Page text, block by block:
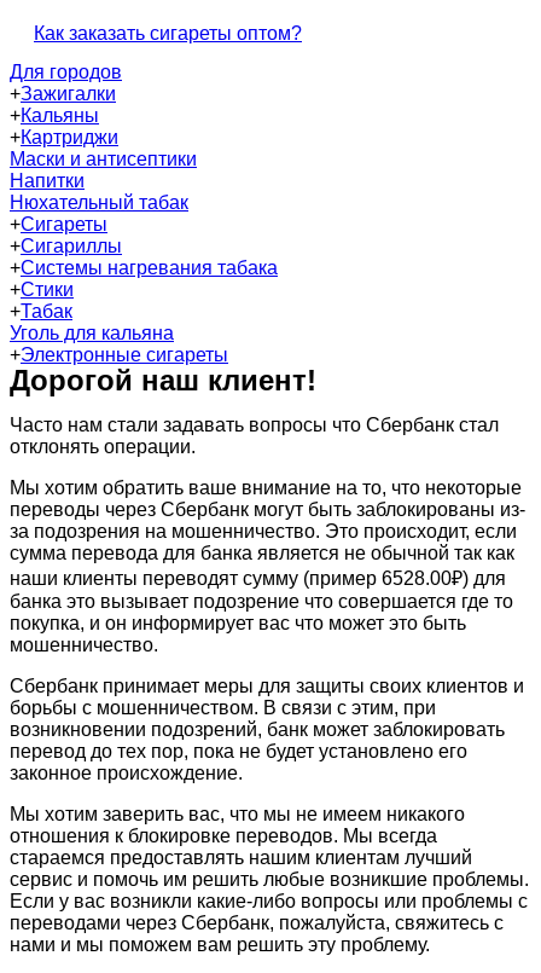
Как заказать сигареты оптом?
Для городов
+Зажигалки
+Кальяны
+Картриджи
Маски и антисептики
Напитки
Нюхательный табак
+Сигареты
+Сигариллы
+Системы нагревания табака
+Стики
+Табак
Уголь для кальяна
+Электронные сигареты
Дорогой наш клиент!
Часто нам стали задавать вопросы что Сбербанк стал
отклонять операции.
Мы хотим обратить ваше внимание на то, что некоторые
переводы через Сбербанк могут быть заблокированы из-
за подозрения на мошенничество. Это происходит, если
сумма перевода для банка является не обычной так как
наши клиенты переводят сумму (пример 6528.00₽) для
банка это вызывает подозрение что совершается где то
покупка, и он информирует вас что может это быть
мошенничество.
Сбербанк принимает меры для защиты своих клиентов и
борьбы с мошенничеством. В связи с этим, при
возникновении подозрений, банк может заблокировать
перевод до тех пор, пока не будет установлено его
законное происхождение.
Мы хотим заверить вас, что мы не имеем никакого
отношения к блокировке переводов. Мы всегда
стараемся предоставлять нашим клиентам лучший
сервис и помочь им решить любые возникшие проблемы.
Если у вас возникли какие-либо вопросы или проблемы с
переводами через Сбербанк, пожалуйста, свяжитесь с
нами и мы поможем вам решить эту проблему.